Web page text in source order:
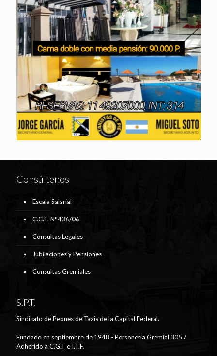
Consúltenos
Escala Salarial
C.C.T. N°436/06
Consultas Legales
Jubilaciones y Pensiones
Consultas Gremiales
S.P.T.
Sindicato de Peones de Taxis de la Capital Federal.
Fundado en septiembre de 1948 - Personería Gremial 305 /
Adherido a C.G.T e I.T.F.